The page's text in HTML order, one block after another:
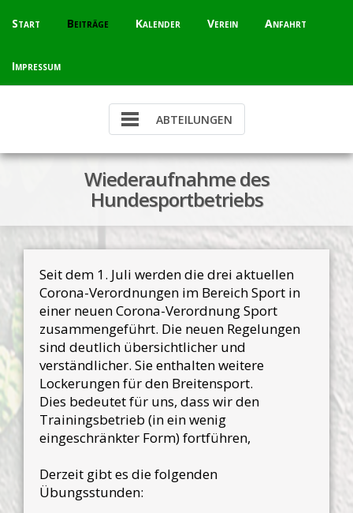
Start Beiträge Kalender Verein Anfahrt
Impressum
Wiederaufnahme des
Hundesportbetriebs
Seit dem 1. Juli werden die drei aktuellen
Corona-Verordnungen im Bereich Sport in
einer neuen Corona-Verordnung Sport
zusammengeführt. Die neuen Regelungen
sind deutlich übersichtlicher und
verständlicher. Sie enthalten weitere
Lockerungen für den Breitensport.
Dies bedeutet für uns, dass wir den
Trainingsbetrieb (in ein wenig
eingeschränkter Form) fortführen,
Derzeit gibt es die folgenden
Übungsstunden: